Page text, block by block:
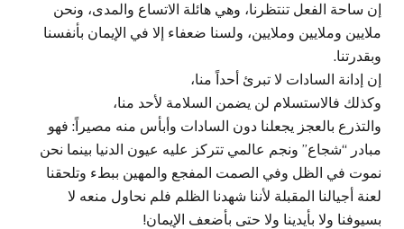
إن ساحة الفعل تنتظرنا، وهي هائلة الاتساع والمدى، ونحن
ملايين وملايين وملايين، ولسنا ضعفاء إلا في الإيمان بأنفسنا
وبقدرتنا.
إن إدانة السادات لا تبرئ أحداً منا،
وكذلك فالاستسلام لن يضمن السلامة لأحد منا،
والتذرع بالعجز يجعلنا دون السادات وأبأس منه مصيراً: فهو
مبادر “شجاع” ونجم عالمي تتركز عليه عيون الدنيا بينما نحن
نموت في الظل وفي الصمت المفجع والمهين ببطء وتلحقنا
لعنة أجيالنا المقبلة لأننا شهدنا الظلم فلم نحاول منعه لا
بسيوفنا ولا بأيدينا ولا حتى بأضعف الإيمان!